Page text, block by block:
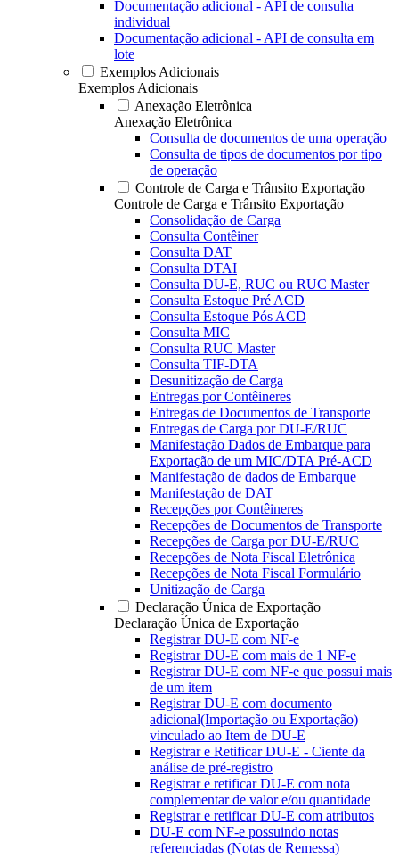
Documentação adicional - API de consulta
individual
Documentação adicional - API de consulta em
lote
Exemplos Adicionais
Exemplos Adicionais
Anexação Eletrônica
Anexação Eletrônica
Consulta de documentos de uma operação
Consulta de tipos de documentos por tipo
de operação
Controle de Carga e Trânsito Exportação
Controle de Carga e Trânsito Exportação
Consolidação de Carga
Consulta Contêiner
Consulta DAT
Consulta DTAI
Consulta DU-E, RUC ou RUC Master
Consulta Estoque Pré ACD
Consulta Estoque Pós ACD
Consulta MIC
Consulta RUC Master
Consulta TIF-DTA
Desunitização de Carga
Entregas por Contêineres
Entregas de Documentos de Transporte
Entregas de Carga por DU-E/RUC
Manifestação Dados de Embarque para
Exportação de um MIC/DTA Pré-ACD
Manifestação de dados de Embarque
Manifestação de DAT
Recepções por Contêineres
Recepções de Documentos de Transporte
Recepções de Carga por DU-E/RUC
Recepções de Nota Fiscal Eletrônica
Recepções de Nota Fiscal Formulário
Unitização de Carga
Declaração Única de Exportação
Declaração Única de Exportação
Registrar DU-E com NF-e
Registrar DU-E com mais de 1 NF-e
Registrar DU-E com NF-e que possui mais
de um item
Registrar DU-E com documento
adicional(Importação ou Exportação)
vinculado ao Item de DU-E
Registrar e Retificar DU-E - Ciente da
análise de pré-registro
Registrar e retificar DU-E com nota
complementar de valor e/ou quantidade
Registrar e retificar DU-E com atributos
DU-E com NF-e possuindo notas
referenciadas (Notas de Remessa)